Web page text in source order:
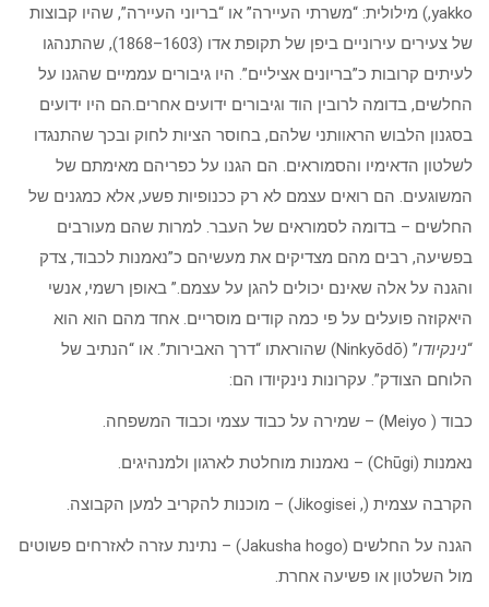
yakko,) מילולית: “משרתי העיירה” או “בריוני העיירה”, שהיו קבוצות
של צעירים עירוניים ביפן של תקופת אדו (1603–1868), שהתנהגו
לעיתים קרובות כ”בריונים אציליים”. היו גיבורים עממיים שהגנו על
החלשים, בדומה לרובין הוד וגיבורים ידועים אחרים.הם היו ידועים
בסגנון הלבוש הראוותני שלהם, בחוסר הציות לחוק ובכך שהתנגדו
לשלטון הדאימיו והסמוראים. הם הגנו על כפריהם מאימתם של
המשוגעים. הם רואים עצמם לא רק ככנופיות פשע, אלא כמגנים של
החלשים – בדומה לסמוראים של העבר. למרות שהם מעורבים
בפשיעה, רבים מהם מצדיקים את מעשיהם כ”נאמנות לכבוד, צדק
והגנה על אלה שאינם יכולים להגן על עצמם.” באופן רשמי, אנשי
היאקוזה פועלים על פי כמה קודים מוסריים. אחד מהם הוא הוא
“נינקיודו
” (Ninkyōdō) שהוראתו “דרך האבירות”. או “הנתיב של
הלוחם הצודק”. עקרונות נינקיודו הם:
כבוד ( Meiyo) – שמירה על כבוד עצמי וכבוד המשפחה.
נאמנות (Chūgi) – נאמנות מוחלטת לארגון ולמנהיגים.
הקרבה עצמית (, Jikogisei) – מוכנות להקריב למען הקבוצה.
הגנה על החלשים (Jakusha hogo) – נתינת עזרה לאזרחים פשוטים
מול השלטון או פשיעה אחרת.